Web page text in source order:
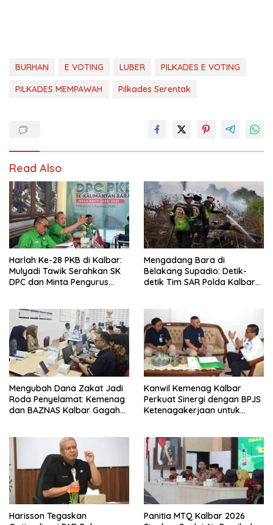
BURHAN E VOTING LUBER
PILKADES E VOTING
PILKADES MEMPAWAH
Pilkades Serentak
Read Also
Harlah Ke-28 PKB di Kalbar:
Mulyadi Tawik Serahkan SK
DPC dan Minta Pengurus
Mengadang Bara di
Belakang Supadio: Detik-
detik Tim SAR Polda Kalbar
Mengubah Dana Zakat Jadi
Roda Penyelamat: Kemenag
dan BAZNAS Kalbar Gagah
Kanwil Kemenag Kalbar
Perkuat Sinergi dengan BPJS
Ketenagakerjaan untuk
Harisson Tegaskan
Panitia MTQ Kalbar 2026